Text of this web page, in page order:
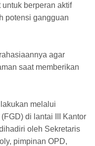
berperan aktif
potensi gangguan
agar
saat memberikan
melalui
di lantai III Kantor
oleh Sekretaris
pimpinan OPD,